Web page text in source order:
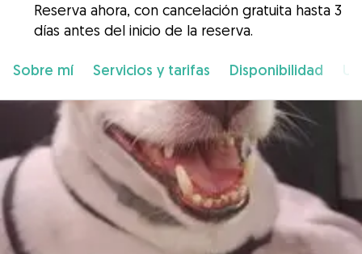
Reserva ahora, con cancelación gratuita hasta 3
días antes del inicio de la reserva.
Sobre mí Servicios y tarifas Disponibilidad